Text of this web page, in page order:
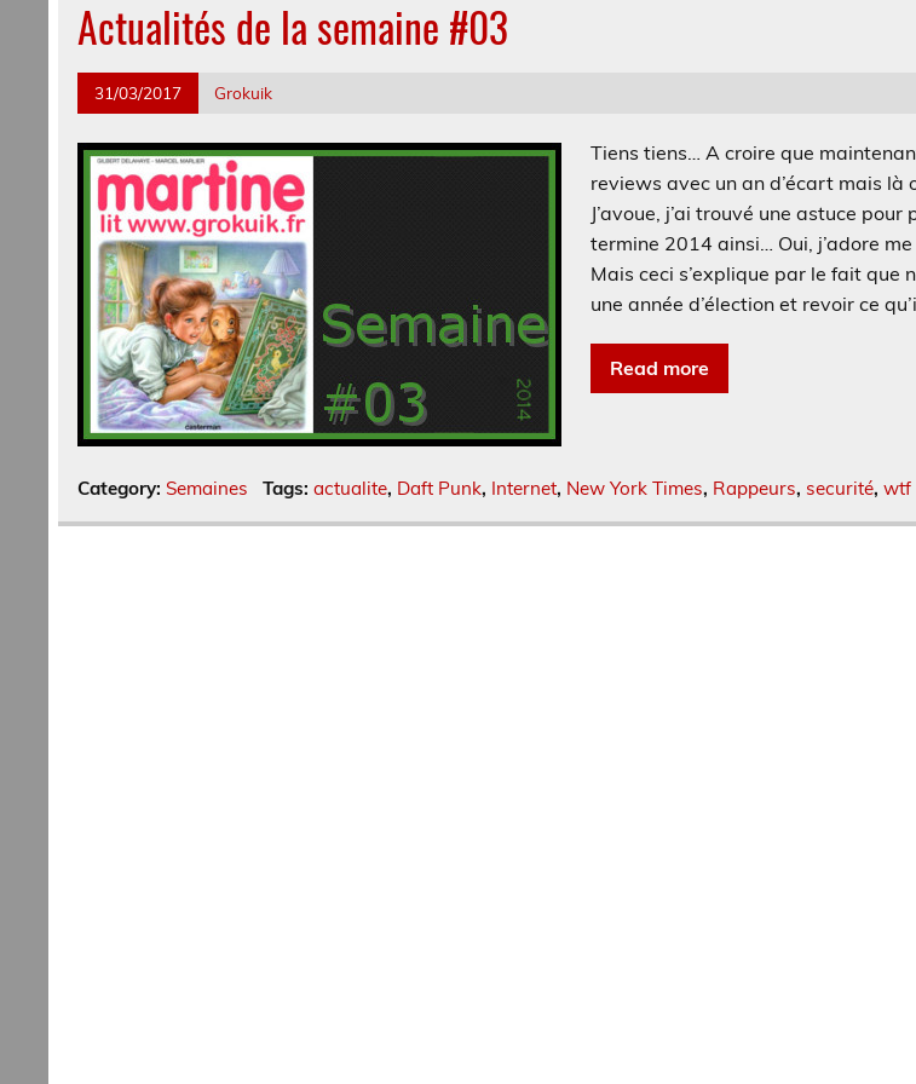
Actualités de la semaine #03
31/03/2017 Grokuik
Tiens tiens… A croire que
reviews avec un an d’écart mais là
J’avoue, j’ai trouvé une astuce
termine 2014 ainsi… Oui, j’adore
Mais ceci s’explique par le fait que
une année d’élection et revoir ce
Read more
Category: Semaines Tags: actualite, Daft Punk, Internet, New York Times, Rappeurs, securité, wtf